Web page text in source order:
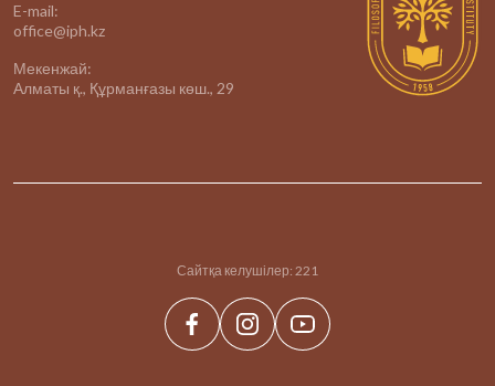
E-mail:
office@iph.kz
Мекенжай:
Алматы қ., Құрманғазы көш., 29
Сайтқа келушілер: 221